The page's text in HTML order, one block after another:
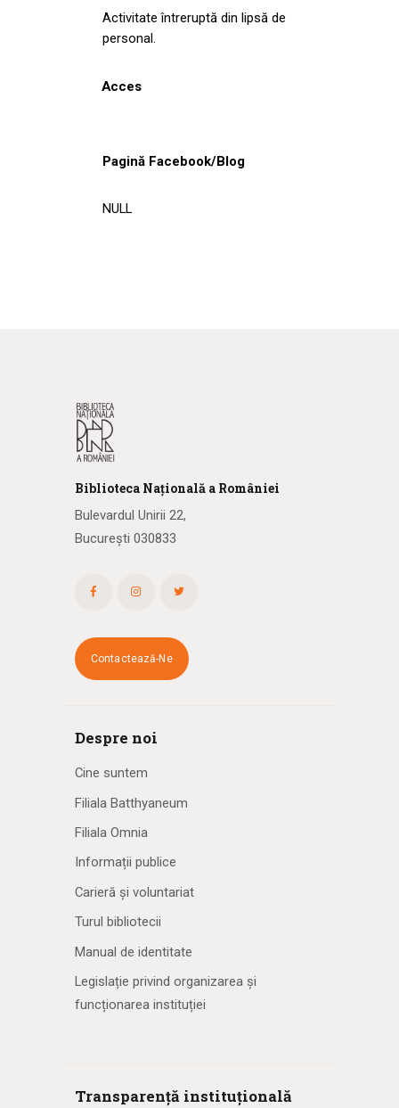
Activitate întreruptă din lipsă de
personal.
Acces
Pagină Facebook/Blog
NULL
Biblioteca Națională a României
Bulevardul Unirii 22,
București 030833
Contactează-Ne
Despre noi
Cine suntem
Filiala Batthyaneum
Filiala Omnia
Informații publice
Carieră și voluntariat
Turul bibliotecii
Manual de identitate
Legislație privind organizarea și
funcționarea instituției
Transparență instituțională